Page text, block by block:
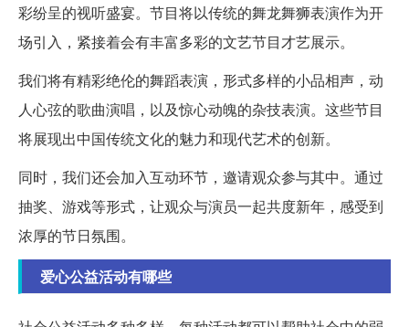
彩纷呈的视听盛宴。节目将以传统的舞龙舞狮表演作为开
场引入，紧接着会有丰富多彩的文艺节目才艺展示。
我们将有精彩绝伦的舞蹈表演，形式多样的小品相声，动
人心弦的歌曲演唱，以及惊心动魄的杂技表演。这些节目
将展现出中国传统文化的魅力和现代艺术的创新。
同时，我们还会加入互动环节，邀请观众参与其中。通过
抽奖、游戏等形式，让观众与演员一起共度新年，感受到
浓厚的节日氛围。
爱心公益活动有哪些